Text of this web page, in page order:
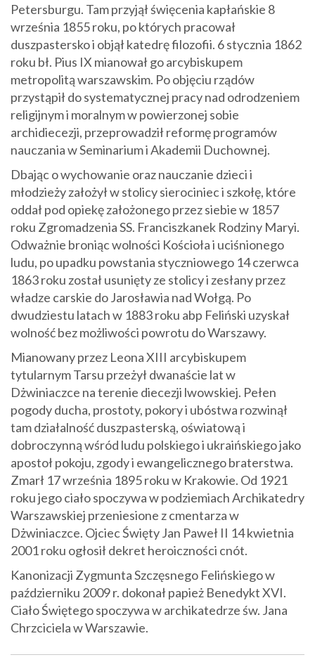
Petersburgu. Tam przyjął święcenia kapłańskie 8
września 1855 roku, po których pracował
duszpastersko i objął katedrę filozofii. 6 stycznia 1862
roku bł. Pius IX mianował go arcybiskupem
metropolitą warszawskim. Po objęciu rządów
przystąpił do systematycznej pracy nad odrodzeniem
religijnym i moralnym w powierzonej sobie
archidiecezji, przeprowadził reformę programów
nauczania w Seminarium i Akademii Duchownej.
Dbając o wychowanie oraz nauczanie dzieci i
młodzieży założył w stolicy sierociniec i szkołę, które
oddał pod opiekę założonego przez siebie w 1857
roku Zgromadzenia SS. Franciszkanek Rodziny Maryi.
Odważnie broniąc wolności Kościoła i uciśnionego
ludu, po upadku powstania styczniowego 14 czerwca
1863 roku został usunięty ze stolicy i zesłany przez
władze carskie do Jarosławia nad Wołgą. Po
dwudziestu latach w 1883 roku abp Feliński uzyskał
wolność bez możliwości powrotu do Warszawy.
Mianowany przez Leona XIII arcybiskupem
tytularnym Tarsu przeżył dwanaście lat w
Dżwiniaczce na terenie diecezji lwowskiej. Pełen
pogody ducha, prostoty, pokory i ubóstwa rozwinął
tam działalność duszpasterską, oświatową i
dobroczynną wśród ludu polskiego i ukraińskiego jako
apostoł pokoju, zgody i ewangelicznego braterstwa.
Zmarł 17 września 1895 roku w Krakowie. Od 1921
roku jego ciało spoczywa w podziemiach Archikatedry
Warszawskiej przeniesione z cmentarza w
Dżwiniaczce. Ojciec Święty Jan Paweł II 14 kwietnia
2001 roku ogłosił dekret heroiczności cnót.
Kanonizacji Zygmunta Szczęsnego Felińskiego w
październiku 2009 r. dokonał papież Benedykt XVI.
Ciało Świętego spoczywa w archikatedrze św. Jana
Chrzciciela w Warszawie.